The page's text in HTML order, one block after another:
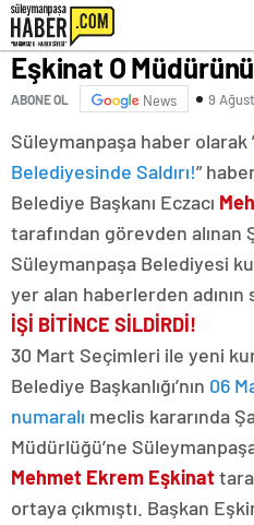
Eşkinat O
ABONE OL News 9
Süleymanpaşa haber olarak
Belediyesinde Saldırı!”
Belediye Başkanı Eczacı
tarafından görevden alınan
Süleymanpaşa Belediyesi
yer alan haberlerden adının
İŞİ BİTİNCE SİLDİRDİ!
30 Mart Seçimleri ile yeni
Belediye Başkanlığı’nın 06
numaralı meclis kararında
Müdürlüğü’ne
Mehmet Ekrem Eşkinat
ortaya çıkmıştı. Başkan